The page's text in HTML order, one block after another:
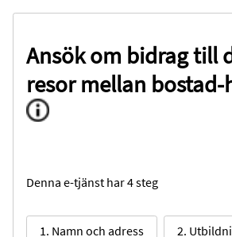
Ansök om bidrag till
resor mellan
Denna e-tjänst har 4 steg
1. Namn och adress 2.